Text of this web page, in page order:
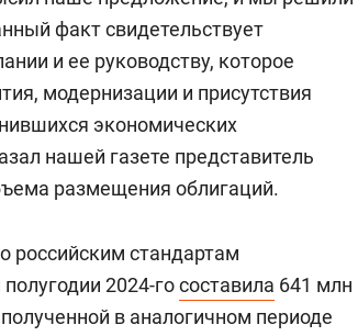
факт свидетельствует
и ее руководству, которое
модернизации и присутствия
экономических
нашей газете представитель
размещения облигаций.
стандартам
2024-госоставила 641 млн
в аналогичном периоде